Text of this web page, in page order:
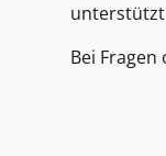
unterstützt
Bei